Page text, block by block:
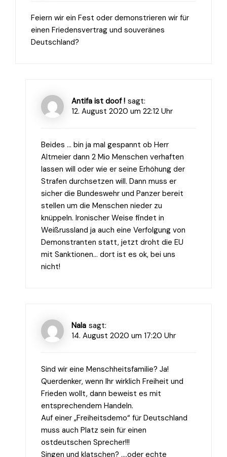
Feiern wir ein Fest oder demonstrieren wir für
einen Friedensvertrag und souveränes
Deutschland?
Antifa ist doof ! sagt:
12. August 2020 um 22:12 Uhr
Beides … bin ja mal gespannt ob Herr
Altmeier dann 2 Mio Menschen verhaften
lassen will oder wie er seine Erhöhung der
Strafen durchsetzen will. Dann muss er
sicher die Bundeswehr und Panzer bereit
stellen um die Menschen nieder zu
knüppeln. Ironischer Weise findet in
Weißrussland ja auch eine Verfolgung von
Demonstranten statt, jetzt droht die EU
mit Sanktionen… dort ist es ok, bei uns
nicht!
Nala sagt:
14. August 2020 um 17:20 Uhr
Sind wir eine Menschheitsfamilie? Ja!
Querdenker, wenn Ihr wirklich Freiheit und
Frieden wollt, dann beweist es mit
entsprechendem Handeln.
Auf einer „Freiheitsdemo“ für Deutschland
muss auch Platz sein für einen
ostdeutschen Sprecher!!!
Singen und klatschen? ….oder echte